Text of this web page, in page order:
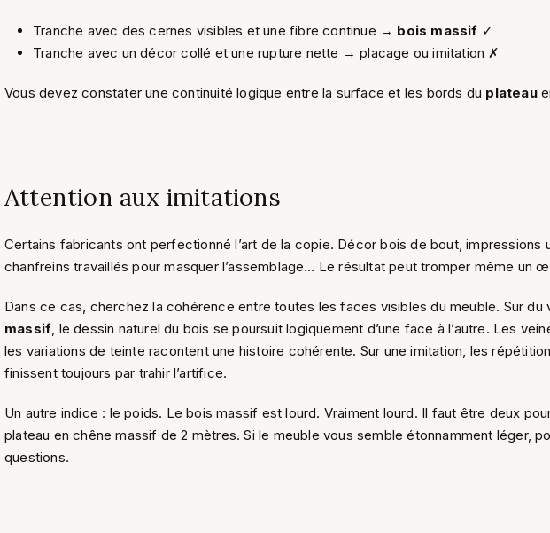
Tranche avec des cernes visibles et une fibre continue → bois massif ✓
Tranche avec un décor collé et une rupture nette → placage ou imitation ✗
Vous devez constater une continuité logique entre la surface et les bords du plateau
Attention aux imitations
Certains fabricants ont perfectionné l’art de la copie. Décor bois de bout, impressions
chanfreins travaillés pour masquer l’assemblage… Le résultat peut tromper même un
Dans ce cas, cherchez la cohérence entre toutes les faces visibles du meuble. Sur du
massif , le dessin naturel du bois se poursuit logiquement d’une face à l’autre. Les
les variations de teinte racontent une histoire cohérente. Sur une imitation, les
finissent toujours par trahir l’artifice.
Un autre indice : le poids. Le bois massif est lourd. Vraiment lourd. Il faut être deux
plateau en chêne massif de 2 mètres. Si le meuble vous semble étonnamment léger,
questions.